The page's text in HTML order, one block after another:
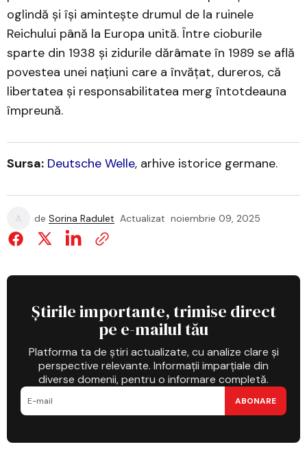
oglindă și își amintește drumul de la ruinele
Reichului până la Europa unită. Între cioburile
sparte din 1938 și zidurile dărâmate în 1989 se află
povestea unei națiuni care a învățat, dureros, că
libertatea și responsabilitatea merg întotdeauna
împreună.
Sursa: Deutsche Welle, arhive istorice germane.
de Sorina Radulet Actualizat noiembrie 09, 2025
Știrile importante, trimise direct
pe e-mailul tău
Platforma ta de știri actualizate, cu analize clare și
perspective relevante. Informații imparțiale din
diverse domenii, pentru o informare completă.
ABONARE